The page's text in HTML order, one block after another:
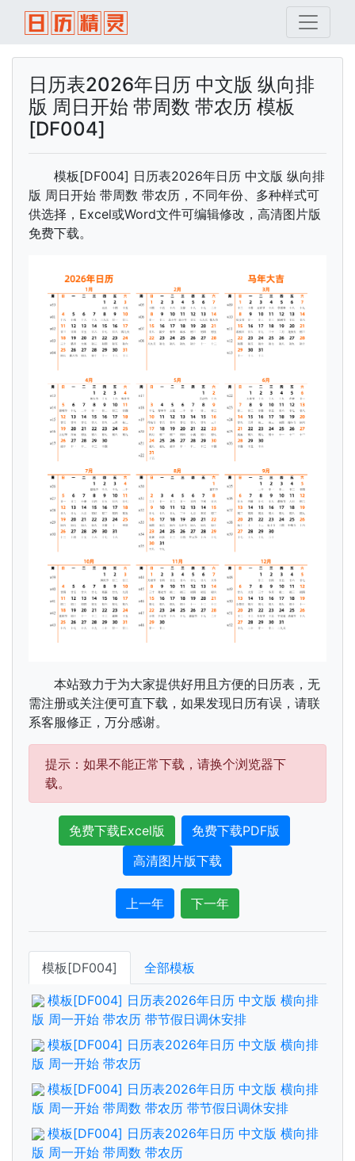
日历表2026年日历 中文版 纵向排
版 周日开始 带周数 带农历 模板
[DF004]
模板[DF004] 日历表2026年日历 中文版 纵向排
版 周日开始 带周数 带农历，不同年份、多种样式可
供选择，Excel或Word文件可编辑修改，高清图片版
免费下载。
本站致力于为大家提供好用且方便的日历表，无
需注册或关注便可直下载，如果发现日历有误，请联
系客服修正，万分感谢。
提示：如果不能正常下载，请换个浏览器下
载。
免费下载Excel版
免费下载PDF版
高清图片版下载
上一年 下一年
模板[DF004] 全部模板
模板[DF004] 日历表2026年日历 中文版 横向排
版 周一开始 带农历 带节假日调休安排
模板[DF004] 日历表2026年日历 中文版 横向排
版 周一开始 带农历
模板[DF004] 日历表2026年日历 中文版 横向排
版 周一开始 带周数 带农历 带节假日调休安排
模板[DF004] 日历表2026年日历 中文版 横向排
版 周一开始 带周数 带农历